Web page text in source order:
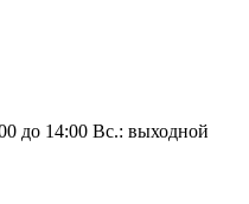
до 14:00 Вс.: выходной